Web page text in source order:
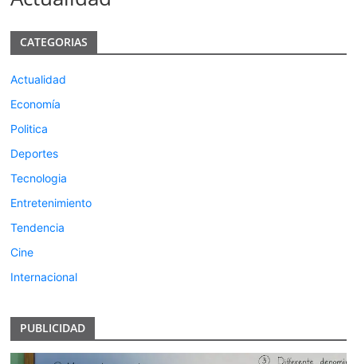
CATEGORIAS
Actualidad
Economía
Politica
Deportes
Tecnologia
Entretenimiento
Tendencia
Cine
Internacional
PUBLICIDAD